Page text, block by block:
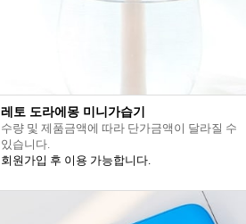
레토 도라에몽 미니가습기
수량 및 제품금액에 따라 단가금액이 달라질 수
있습니다.
회원가입 후 이용 가능합니다.